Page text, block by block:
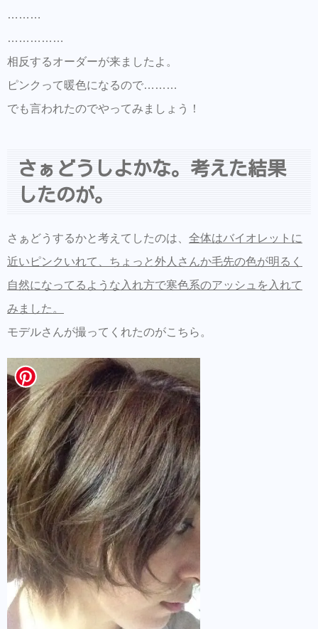
………
……………
相反するオーダーが来ましたよ。
ピンクって暖色になるので………
でも言われたのでやってみましょう！
さぁどうしよかな。考えた結果
したのが。
さぁどうするかと考えてしたのは、 全体はバイオレットに
近いピンクいれて、ちょっと外人さんか毛先の色が明るく
自然になってるような入れ方で寒色系のアッシュを入れて
みました。
モデルさんが撮ってくれたのがこちら。